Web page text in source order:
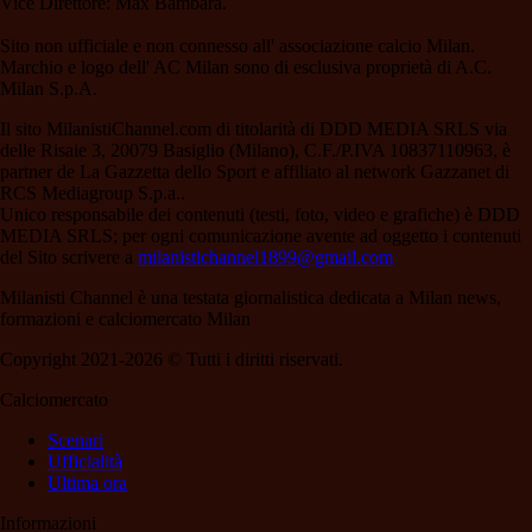
Sito non ufficiale e non connesso all' associazione calcio Milan.
Marchio e logo dell' AC Milan sono di esclusiva proprietà di A.C.
Milan S.p.A.
Il sito MilanistiChannel.com di titolarità di DDD MEDIA SRLS via
delle Risaie 3, 20079 Basiglio (Milano), C.F./P.IVA 10837110963, è
partner de La Gazzetta dello Sport e affiliato al network Gazzanet di
RCS Mediagroup S.p.a..
Unico responsabile dei contenuti (testi, foto, video e grafiche) è DDD
MEDIA SRLS; per ogni comunicazione avente ad oggetto i contenuti
del Sito scrivere a milanistichannel1899@gmail.com
Milanisti Channel è una testata giornalistica dedicata a Milan news,
formazioni e calciomercato Milan
Copyright 2021-2026 © Tutti i diritti riservati.
Calciomercato
Scenari
Ufficialità
Ultima ora
Informazioni